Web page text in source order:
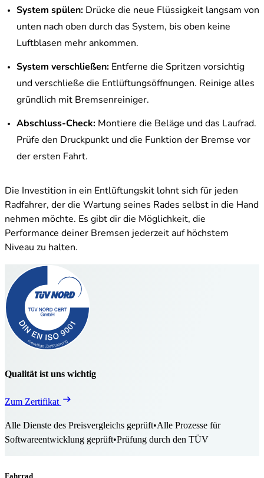
System spülen: Drücke die neue Flüssigkeit langsam von
unten nach oben durch das System, bis oben keine
Luftblasen mehr ankommen.
System verschließen: Entferne die Spritzen vorsichtig
und verschließe die Entlüftungsöffnungen. Reinige alles
gründlich mit Bremsenreiniger.
Abschluss-Check: Montiere die Beläge und das Laufrad.
Prüfe den Druckpunkt und die Funktion der Bremse vor
der ersten Fahrt.
Die Investition in ein Entlüftungskit lohnt sich für jeden
Radfahrer, der die Wartung seines Rades selbst in die Hand
nehmen möchte. Es gibt dir die Möglichkeit, die
Performance deiner Bremsen jederzeit auf höchstem
Niveau zu halten.
Qualität ist uns wichtig
Zum Zertifikat
Alle Dienste des Preisvergleichs geprüft•Alle Prozesse für
Softwareentwicklung geprüft•Prüfung durch den TÜV
Fahrrad